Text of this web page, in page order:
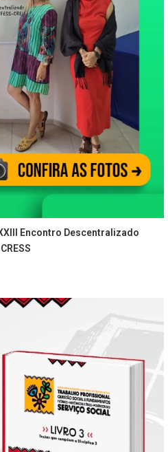
Encontro Descentralizado